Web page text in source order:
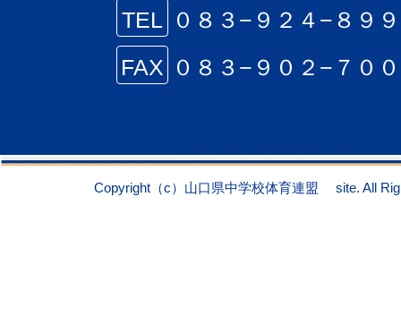
TEL
０８３−９２４−８９
FAX ０８３−９０２−７０
Copyright（c）山口県中学校体育連盟 site. All